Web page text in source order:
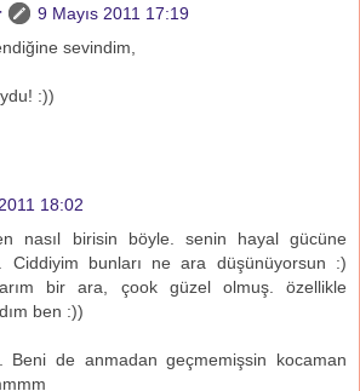
9 Mayıs 2011 17:19
sevindim,
:))
18:02
nasıl birisin böyle. senin hayal gücüne
Ciddiyim bunları ne ara düşünüyorsun :)
bir ara, çook güzel olmuş. özellikle
ben :))
Beni de anmadan geçmemişsin kocaman